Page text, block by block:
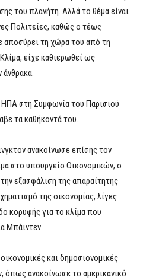
του πλανήτη. Αλλά το θέμα είναι
Πολιτείες, καθώς ο τέως
αποσύρει τη χώρα του από τη
είχε καθιερωθεί ως
στη Συμφωνία του Παρισιού
τα καθήκοντά του.
ανακοίνωσε επίσης τον
στο υπουργείο Οικονομικών, ο
εξασφάλιση της απαραίτητης
της οικονομίας, λίγες
κορυφής για το κλίμα που
Μπάιντεν.
και δημοσιονομικές
όπως ανακοίνωσε το αμερικανικό